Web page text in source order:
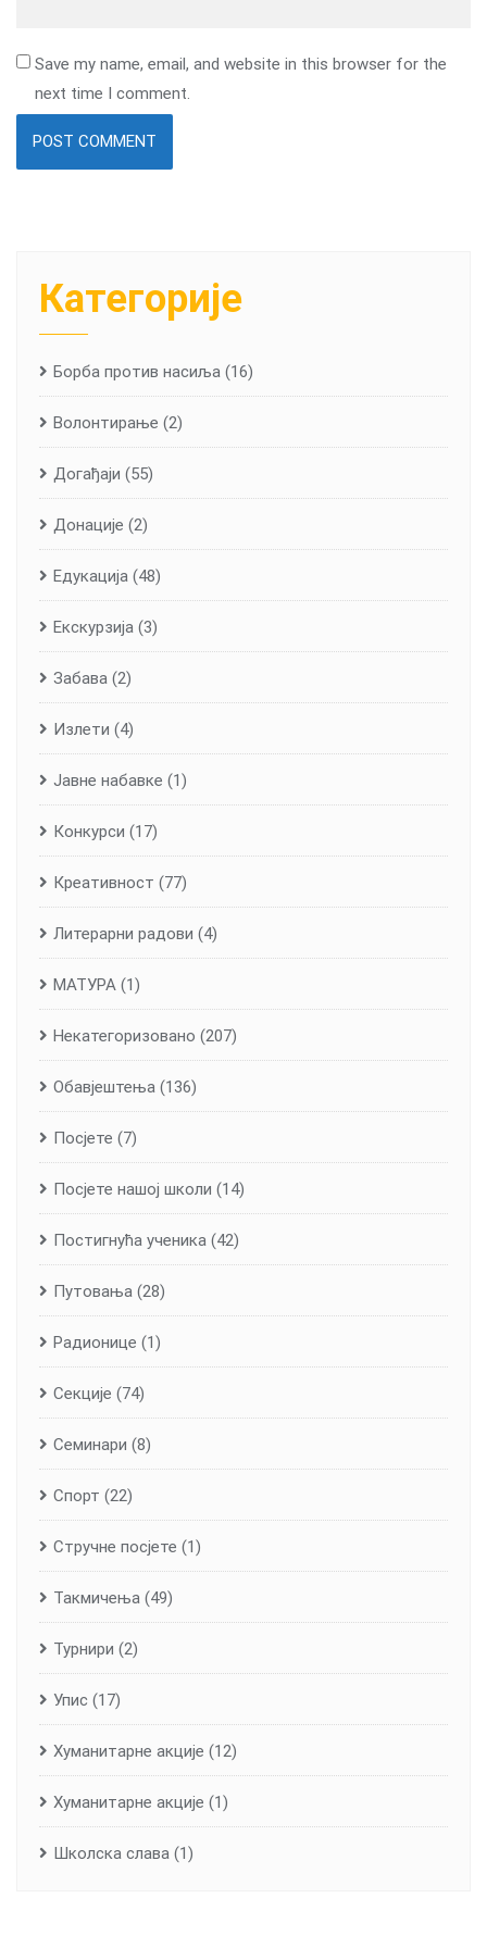
Save my name, email, and website in this browser for the
next time I comment.
Категорије
Борба против насиља (16)
Волонтирање (2)
Догађаји (55)
Донације (2)
Едукација (48)
Екскурзија (3)
Забава (2)
Излети (4)
Јавне набавке (1)
Конкурси (17)
Креативност (77)
Литерарни радови (4)
МАТУРА (1)
Некатегоризовано (207)
Обавјештења (136)
Посјете (7)
Посјете нашој школи (14)
Постигнућа ученика (42)
Путовања (28)
Радионице (1)
Секције (74)
Семинари (8)
Спорт (22)
Стручне посјете (1)
Такмичења (49)
Турнири (2)
Упис (17)
Хуманитарне aкције (12)
Хуманитарне акције (1)
Школска слава (1)